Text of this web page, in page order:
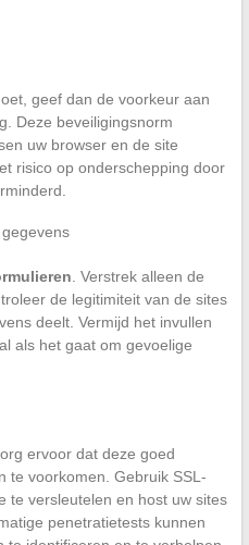
geef dan de voorkeur aan
Deze beveiligingsnorm
uw browser en de site
risico op onderschepping door
. Verstrek alleen de
de legitimiteit van de sites
deelt. Vermijd het invullen
als het gaat om gevoelige
ervoor dat deze goed
te voorkomen. Gebruik SSL-
te versleutelen en host uw sites
penetratietests kunnen